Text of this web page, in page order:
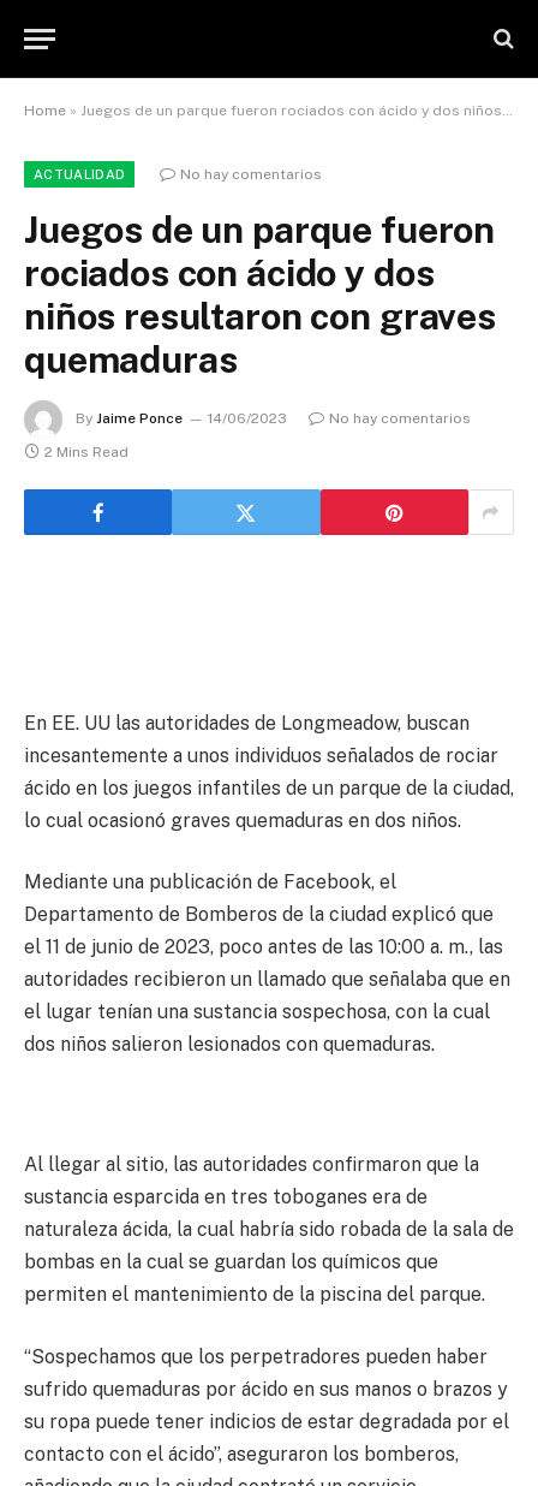
Home » Juegos de un parque fueron rociados con ácido y dos niños resultaron con graves quemaduras
ACTUALIDAD No hay comentarios
Juegos de un parque fueron
rociados con ácido y dos
niños resultaron con graves
quemaduras
By Jaime Ponce 14/06/2023
No hay comentarios
2 Mins Read
En EE. UU las autoridades de Longmeadow, buscan
incesantemente a unos individuos señalados de rociar
ácido en los juegos infantiles de un parque de la ciudad,
lo cual ocasionó graves quemaduras en dos niños.
Mediante una publicación de Facebook, el
Departamento de Bomberos de la ciudad explicó que
el 11 de junio de 2023, poco antes de las 10:00 a. m., las
autoridades recibieron un llamado que señalaba que en
el lugar tenían una sustancia sospechosa, con la cual
dos niños salieron lesionados con quemaduras.
Al llegar al sitio, las autoridades confirmaron que la
sustancia esparcida en tres toboganes era de
naturaleza ácida, la cual habría sido robada de la sala de
bombas en la cual se guardan los químicos que
permiten el mantenimiento de la piscina del parque.
“Sospechamos que los perpetradores pueden haber
sufrido quemaduras por ácido en sus manos o brazos y
su ropa puede tener indicios de estar degradada por el
contacto con el ácido”, aseguraron los bomberos,